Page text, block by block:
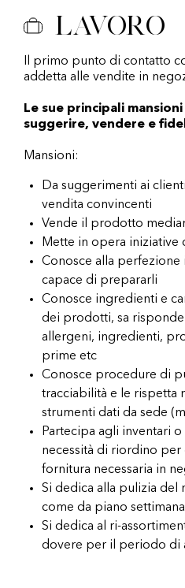
Lavoro
Il primo punto di contatto
addetta alle vendite in
Le sue principali
suggerire, vendere e
Mansioni:
Da suggerimenti ai
vendita convincenti
Vende il prodotto
Mette in opera iniziative
Conosce alla
capace di prepararli
Conosce ingredienti e
dei prodotti, sa
allergeni, ingredienti,
prime etc
Conosce procedure di
tracciabilità e le rispetta
strumenti dati da sede
Partecipa agli inventari o
necessità di riordino per
fornitura necessaria in
Si dedica alla pulizia del
come da piano
Si dedica al ri-
dovere per il periodo di